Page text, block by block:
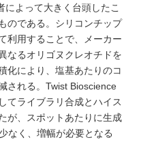
よって大きく台頭したこ
のである。シリコンチップ
利用することで、メーカー
なるオリゴヌクレオチドを
化により、塩基あたりのコ
される。Twist Bioscience
てライブラリ合成とハイス
が、スポットあたりに生成
なく、増幅が必要となる